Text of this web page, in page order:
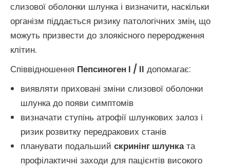
слизової оболонки шлунка і визначити, наскільки
організм піддається ризику патологічних змін, що
можуть призвести до злоякісного переродження
клітин.
Співвідношення Пепсиноген I / II допомагає:
виявляти приховані зміни слизової оболонки
шлунка до появи симптомів
визначати ступінь атрофії шлункових залоз і
ризик розвитку передракових станів
планувати подальший скринінг шлунката
профілактичні заходи для пацієнтів високого